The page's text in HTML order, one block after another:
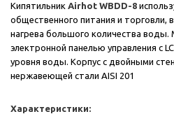
Кипятильник Airhot WBDD-8
общественного питания и торговли,
нагрева большого количества
электронной панелью управления с
уровня воды. Корпус с двойными
нержавеющей стали AISI 201
Характеристики: